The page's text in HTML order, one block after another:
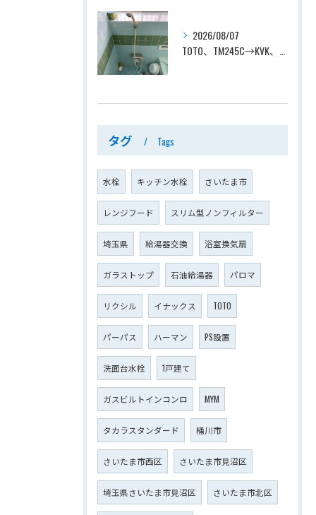
2026/08/07
タグ Tags
水栓 キッチン水栓 さいたま市
レンジフード スリム型ノンフィルター
埼玉県 給湯器交換 浴室換気扇
ガラストップ 石油給湯器 パロマ
リクシル イナックス TOTO
パーパス ハーマン PS設置
洗面台水栓 1戸建て
ガスビルトインコンロ MYM
タカラスタンダード 桶川市
さいたま市西区 さいたま市見沼区
埼玉県さいたま市見沼区 さいたま市北区